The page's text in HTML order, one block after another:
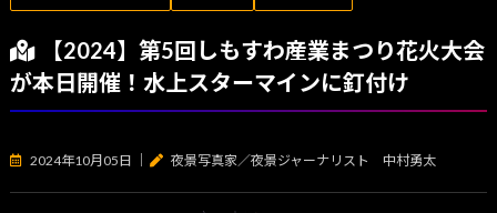
【2024】第5回しもすわ産業まつり花火大会
が本日開催！水上スターマインに釘付け
2024年10月05日 夜景写真家／夜景ジャーナリスト 中村勇太